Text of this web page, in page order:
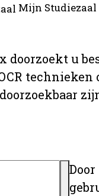
Mijn
doorzoekt u